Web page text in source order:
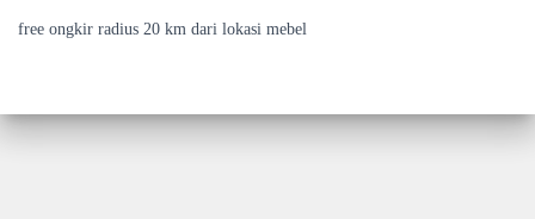
free ongkir radius 20 km dari lokasi mebel